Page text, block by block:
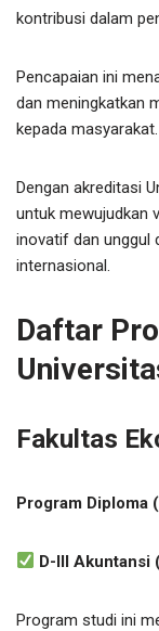
kontribusi dalam
Pencapaian ini
dan meningkatkan
kepada masyarakat.
Dengan akreditasi
untuk mewujudkan
inovatif dan unggul
internasional.
Daftar
Fakultas
Program Diploma
D-III Akuntansi
Program studi ini